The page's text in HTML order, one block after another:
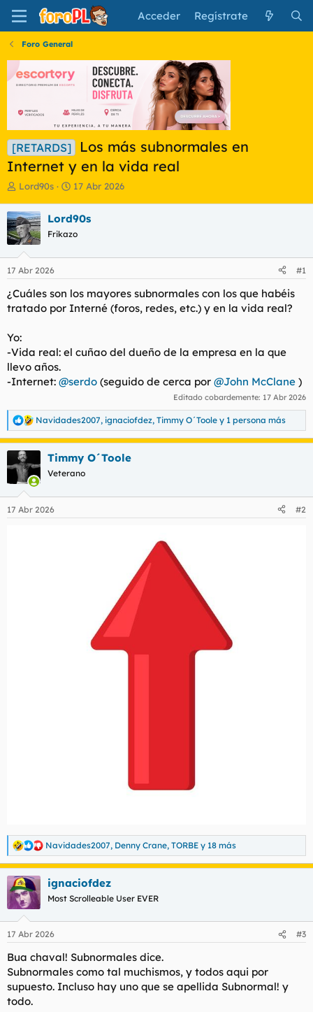
Acceder Regístrate
Foro General
[RETARDS]
Los más subnormales en
Internet y en la vida real
I
i
c
i
a
d
o
d
e
t
e
a
Lord90s
F
h
a
e
i
c
17 Abr 2026
Lord90s
Frikazo
17 Abr 2026 #1
¿Cuáles son los mayores subnormales con los que habéis
tratado por Interné (foros, redes, etc.) y en la vida real?
Yo:
-Vida real: el cuñao del dueño de la empresa en la que
llevo años.
-Internet: @serdo (seguido de cerca por @John McClane )
Editado cobardemente: 17 Abr 2026
R
e
a
c
e
Navidades2007, ignaciofdez, Timmy O´Toole y 1 persona más
Timmy O´Toole
Veterano
17 Abr 2026 #2
R
e
a
c
c
i
e
:
Navidades2007, Denny Crane, TORBE y 18 más
ignaciofdez
Most Scrolleable User EVER
17 Abr 2026 #3
Bua chaval! Subnormales dice.
Subnormales como tal muchismos, y todos aqui por
supuesto. Incluso hay uno que se apellida Subnormal! y
todo.